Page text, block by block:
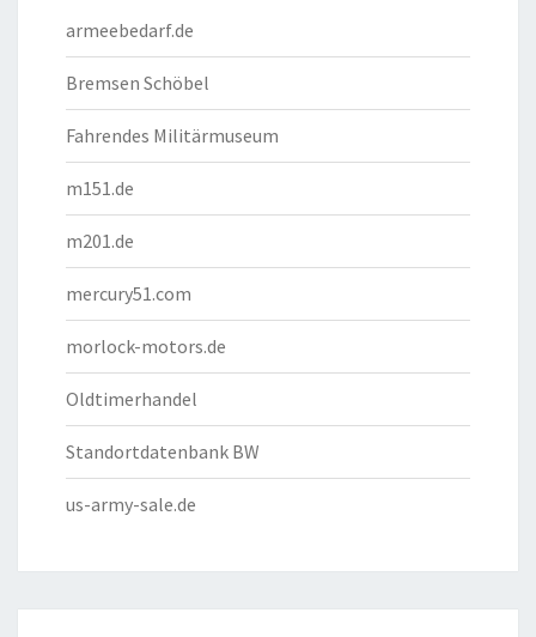
armeebedarf.de
Bremsen Schöbel
Fahrendes Militärmuseum
m151.de
m201.de
mercury51.com
morlock-motors.de
Oldtimerhandel
Standortdatenbank BW
us-army-sale.de